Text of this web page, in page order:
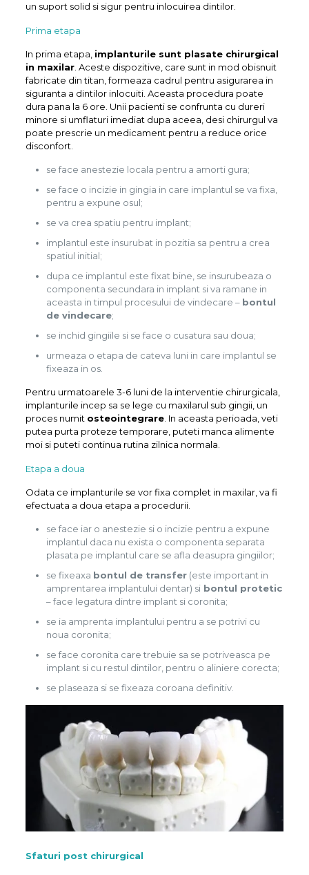
un suport solid si sigur pentru inlocuirea dintilor.
Prima etapa
In prima etapa, implanturile sunt plasate chirurgical
in maxilar. Aceste dispozitive, care sunt in mod obisnuit
fabricate din titan, formeaza cadrul pentru asigurarea in
siguranta a dintilor inlocuiti. Aceasta procedura poate
dura pana la 6 ore. Unii pacienti se confrunta cu dureri
minore si umflaturi imediat dupa aceea, desi chirurgul va
poate prescrie un medicament pentru a reduce orice
disconfort.
se face anestezie locala pentru a amorti gura;
se face o incizie in gingia in care implantul se va fixa,
pentru a expune osul;
se va crea spatiu pentru implant;
implantul este insurubat in pozitia sa pentru a crea
spatiul initial;
dupa ce implantul este fixat bine, se insurubeaza o
componenta secundara in implant si va ramane in
aceasta in timpul procesului de vindecare – bontul
de vindecare;
se inchid gingiile si se face o cusatura sau doua;
urmeaza o etapa de cateva luni in care implantul se
fixeaza in os.
Pentru urmatoarele 3-6 luni de la interventie chirurgicala,
implanturile incep sa se lege cu maxilarul sub gingii, un
proces numit osteointegrare. In aceasta perioada, veti
putea purta proteze temporare, puteti manca alimente
moi si puteti continua rutina zilnica normala.
Etapa a doua
Odata ce implanturile se vor fixa complet in maxilar, va fi
efectuata a doua etapa a procedurii.
se face iar o anestezie si o incizie pentru a expune
implantul daca nu exista o componenta separata
plasata pe implantul care se afla deasupra gingiilor;
se fixeaxa bontul de transfer(este important in
amprentarea implantului dentar) sibontul protetic
– face legatura dintre implant si coronita;
se ia amprenta implantului pentru a se potrivi cu
noua coronita;
se face coronita care trebuie sa se potriveasca pe
implant si cu restul dintilor, pentru o aliniere corecta;
se plaseaza si se fixeaza coroana definitiv.
Sfaturi post chirurgical